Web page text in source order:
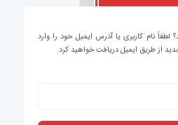
لطفاً نام کاربری یا آدرس ایمیل خود را وارد
از طریق ایمیل دریافت خواهید کرد.